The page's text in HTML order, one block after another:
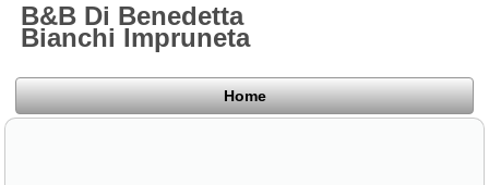
B&B Di Benedetta
Bianchi Impruneta
Home